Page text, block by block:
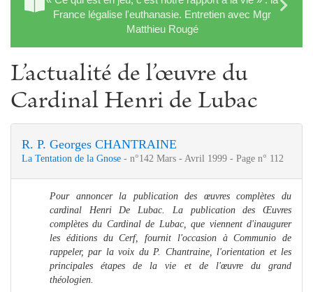
France légalise l'euthanasie. Entretien avec Mgr
Matthieu Rougé
L’actualité de l’œuvre du
Cardinal Henri de Lubac
R. P. Georges CHANTRAINE
La Tentation de la Gnose - n°142 Mars - Avril 1999 - Page n° 112
Pour annoncer la publication des œuvres complètes du
cardinal Henri De Lubac. La publication des Œuvres
complètes du Cardinal de Lubac, que viennent d'inaugurer
les éditions du Cerf, fournit l'occasion à Communio de
rappeler, par la voix du P. Chantraine, l'orientation et les
principales étapes de la vie et de l'œuvre du grand
théologien.